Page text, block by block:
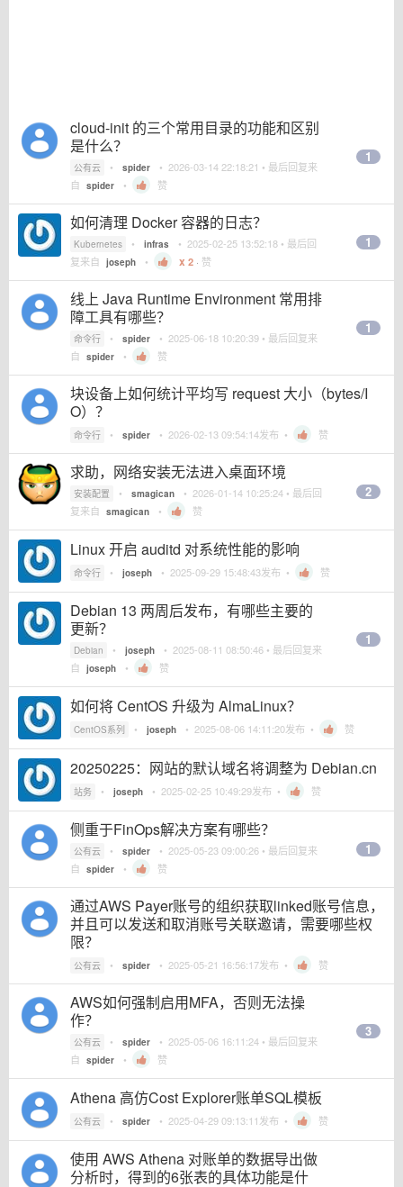
cloud-init 的三个常用目录的功能和区别
是什么？
公有云 • spider • 2026-03-14 22:18:21 • 最后回复来
自 spider • 赞
1
如何清理 Docker 容器的日志？
Kubernetes • infras • 2025-02-25 13:52:18 • 最后回
复来自 joseph • 2 · 赞
1
线上 Java Runtime Environment 常用排
障工具有哪些？
命令行 • spider • 2025-06-18 10:20:39 • 最后回复来
自 spider • 赞
1
块设备上如何统计平均写 request 大小（bytes/I
O）？
命令行 • spider • 2026-02-13 09:54:14发布 • 赞
求助，网络安装无法进入桌面环境
安装配置 • smagican • 2026-01-14 10:25:24 • 最后回
复来自 smagican • 赞
2
Linux 开启 auditd 对系统性能的影响
命令行 • joseph • 2025-09-29 15:48:43发布 • 赞
Debian 13 两周后发布，有哪些主要的
更新？
Debian • joseph • 2025-08-11 08:50:46 • 最后回复来
自 joseph • 赞
1
如何将 CentOS 升级为 AlmaLinux？
CentOS系列 • joseph • 2025-08-06 14:11:20发布 • 赞
20250225：网站的默认域名将调整为 Debian.cn
站务 • joseph • 2025-02-25 10:49:29发布 • 赞
侧重于FinOps解决方案有哪些？
公有云 • spider • 2025-05-23 09:00:26 • 最后回复来
自 spider • 赞
1
通过AWS Payer账号的组织获取linked账号信息，
并且可以发送和取消账号关联邀请，需要哪些权
限？
公有云 • spider • 2025-05-21 16:56:17发布 • 赞
AWS如何强制启用MFA，否则无法操
作？
公有云 • spider • 2025-05-06 16:11:24 • 最后回复来
自 spider • 赞
3
Athena 高仿Cost Explorer账单SQL模板
公有云 • spider • 2025-04-29 09:13:11发布 • 赞
使用 AWS Athena 对账单的数据导出做
分析时，得到的6张表的具体功能是什